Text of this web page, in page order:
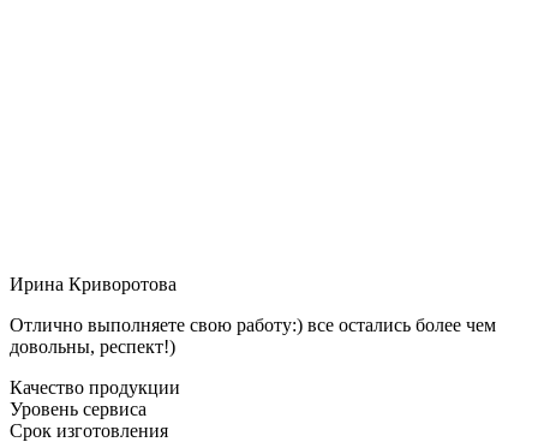
Ирина Криворотова
Отлично выполняете свою работу:) все остались более чем
довольны, респект!)
Качество продукции
Уровень сервиса
Срок изготовления